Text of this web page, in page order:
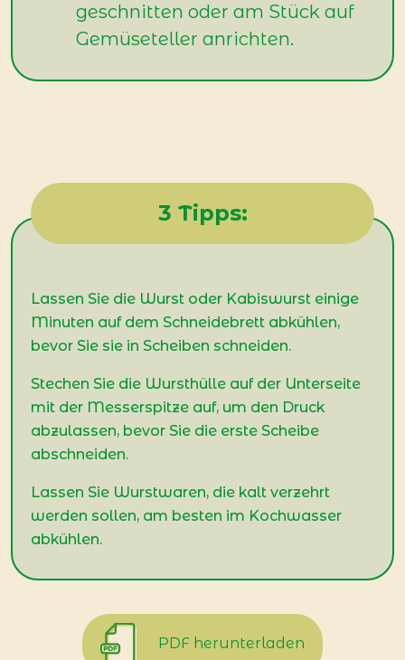
geschnitten oder am Stück auf
Gemüseteller anrichten.
3 Tipps:
Lassen Sie die Wurst oder Kabiswurst einige
Minuten auf dem Schneidebrett abkühlen,
bevor Sie sie in Scheiben schneiden.
Stechen Sie die Wursthülle auf der Unterseite
mit der Messerspitze auf, um den Druck
abzulassen, bevor Sie die erste Scheibe
abschneiden.
Lassen Sie Wurstwaren, die kalt verzehrt
werden sollen, am besten im Kochwasser
abkühlen.
PDF herunterladen